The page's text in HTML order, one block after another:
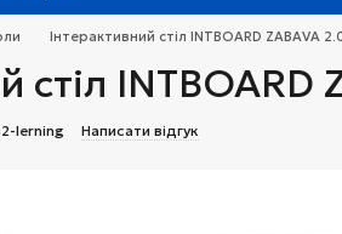
Інтерактивний стіл INTBOARD ZABAVA
стіл
lerning Написати відгук